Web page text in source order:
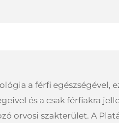
a férfi egészségével,
és a csak férfiakra
orvosi szakterület. A